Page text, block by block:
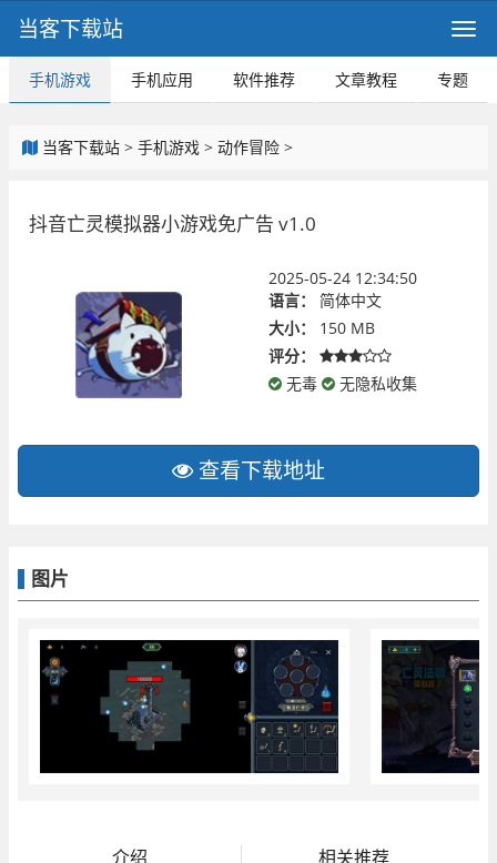
当客下载站
手机游戏 手机应用 软件推荐 文章教程 专题
当客下载站 > 手机游戏 > 动作冒险 >
抖音亡灵模拟器小游戏免广告 v1.0
2025-05-24 12:34:50
语言：
简体中文
大小：
150 MB
评分：
无毒
无隐私收集
查看下载地址
图片
介绍 相关推荐